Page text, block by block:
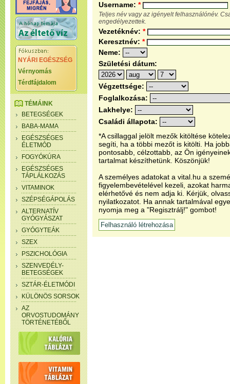
NYÁRI EGÉSZSÉG
Vérnyomás
Térdfájdalom
TÉMÁINK
BETEGSÉGEK
BABA-MAMA
EGÉSZSÉGES
ÉLETMÓD
FOGYÓKÚRA
EGÉSZSÉGES
TÁPLÁLKOZÁS
VITAMINOK
SZÉPSÉGÁPOLÁS
ALTERNATÍV
GYÓGYÁSZAT
GYÓGYTEÁK
SZEX
PSZICHOLÓGIA
SZENVEDÉLY-
BETEGSÉGEK
SZTÁR-ÉLETMÓDI
KÜLÖNÖS SORSOK
AZ
ORVOSTUDOMÁNY
TÖRTÉNETÉBŐL
Username: *
Teljes név vagy az igényelt felhasználónév.
engedélyezettek.
Vezetéknév: *
Keresztnév: *
Neme:
Születési dátum:
Végzettsége:
Foglalkozása:
Lakhelye:
Családi állapota:
*A csillaggal jelölt mezők kitöltése
segíti, ha a többi mezőt is kitölti. Ha
pontosabb, célzottabb, az Ön
tartalmat készíthetünk. Köszönjük!
A személyes adatokat a vital.hu a
figyelembevételével kezeli, azokat
elérhetővé és nem adja ki. Kérjük,
nyilatkozatot. Ha annak tartalmával
nyomja meg a "Regisztrálj!" gombot!